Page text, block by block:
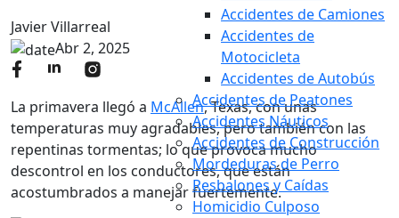
Accidentes de Camiones
Accidentes de
Motocicleta
Accidentes de Autobús
Accidentes de Peatones
Accidentes Náuticos
Accidentes de Construcción
Mordeduras de Perro
Resbalones y Caídas
Homicidio Culposo
Javier Villarreal
Abr 2, 2025
La primavera llegó a McAllen, Texas, con unas
temperaturas muy agradables, pero también con las
repentinas tormentas; lo que provoca mucho
descontrol en los conductores, que están
acostumbrados a manejar fuertemente.